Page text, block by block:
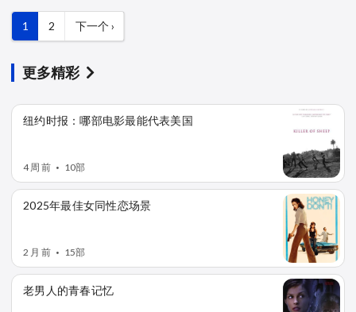
分
页
面
1
页
面
2
下
一
下一个 ›
更多精彩
纽约时报：哪部电影最能代表美国
4 周 前 • 10部
2025年最佳女同性恋场景
2 月 前 • 15部
老男人的青春记忆